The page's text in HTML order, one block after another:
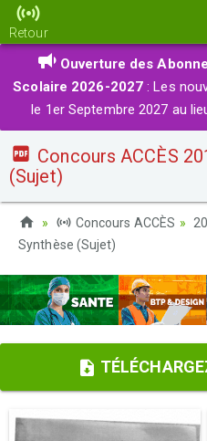
Retour
Ouverture des
Scolaire 2026-2027 : Les
le 1er Septembre 2027 au
Concours ACCÈS
(Sujet)
Concours ACCÈS
Synthèse (Sujet)